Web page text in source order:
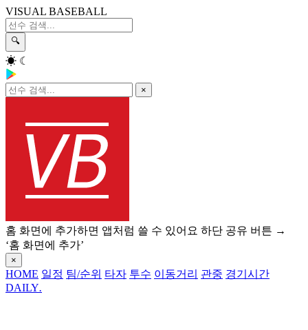
VISUAL BASEBALL
🔍
☀ ☾
×
홈 화면에 추가하면 앱처럼 쓸 수 있어요 하단 공유 버튼 →
‘홈 화면에 추가’
×
HOME 일정 팀/순위 타자 투수 이동거리 관중 경기시간
DAILY.